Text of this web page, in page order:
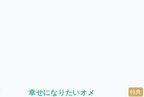
幸せになりたいオメ
特典